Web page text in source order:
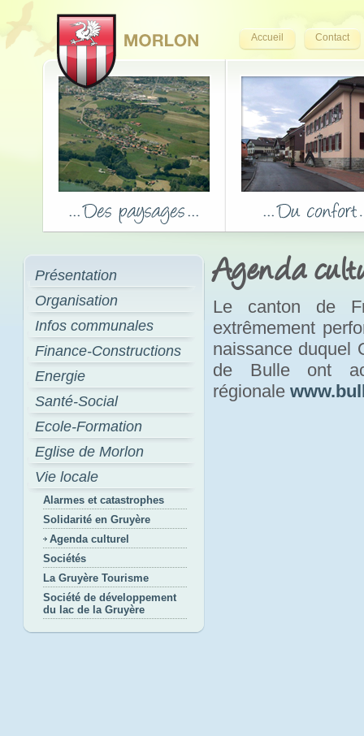
Accueil Contact
Présentation
Organisation
Infos communales
Finance-Constructions
Energie
Santé-Social
Ecole-Formation
Eglise de Morlon
Vie locale
Alarmes et catastrophes
Solidarité en Gruyère
Agenda culturel
Sociétés
La Gruyère Tourisme
Société de développement
du lac de la Gruyère
Agenda
Le canton de
extrêmement
naissance duquel
de Bulle ont
régionale